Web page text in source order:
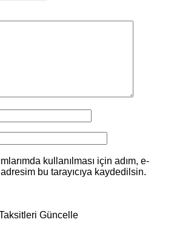
kullanılması için adım, e-
bu tarayıcıya kaydedilsin.
Güncelle